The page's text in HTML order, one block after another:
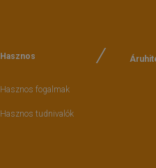
Hasznos
Hasznos fogalmak
Hasznos tudnivalók